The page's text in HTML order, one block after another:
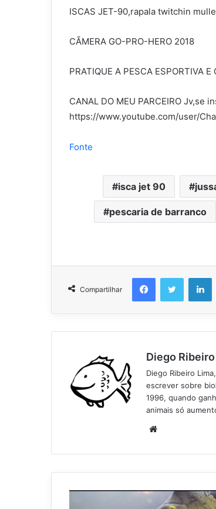
ISCAS JET-90,rapala twitchin
CÃMERA GO-PRO-HERO 2018
PRATIQUE A PESCA ESPORTIVA
CANAL DO MEU PARCEIRO Jv,se
https://www.youtube.com/user/
Fonte
isca jet 90
pescaria de barranco
Compartilhar
FacebookTwitter
Diego
Diego Ribeiro
escrever sobre
1996, quando
animais só
Website